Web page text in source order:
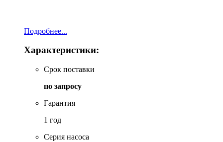
Подробнее...
Характеристики:
Срок поставки
по запросу
Гарантия
1 год
Серия насоса